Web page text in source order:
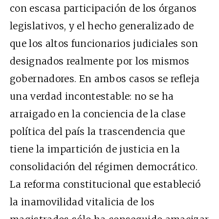
con escasa participación de los órganos
legislativos, y el hecho generalizado de
que los altos funcionarios judiciales son
designados realmente por los mismos
gobernadores. En ambos casos se refleja
una verdad incontestable: no se ha
arraigado en la conciencia de la clase
política del país la trascendencia que
tiene la impartición de justicia en la
consolidación del régimen democrático.
La reforma constitucional que estableció
la inamovilidad vitalicia de los